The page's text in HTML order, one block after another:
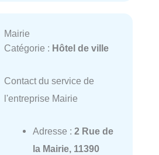
Mairie
Catégorie : Hôtel de ville
Contact du service de
l'entreprise Mairie
Adresse : 2 Rue de
la Mairie, 11390